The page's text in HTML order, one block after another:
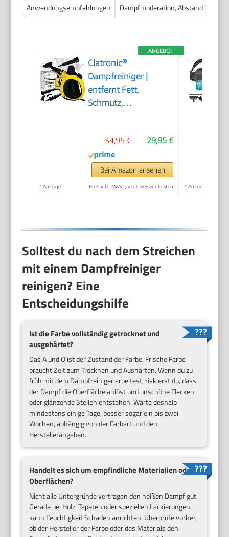
Anwendungsempfehlungen
Dampfmoderation, Abstand
ANGEBOT
Clatronic®
Dampfreiniger |
entfernt Fett,
Schmutz,
Polster | chemiefrei |
Steam Cleaner | 360°
Dampfdüse |
Handgerät mit 5 m
29,95 €
34,95 €
Bei Amazon ansehen
* Anzeige Preis inkl. MwSt., zzgl. Versandkosten * Anzeige
Solltest du nach dem Streichen
mit einem Dampfreiniger
reinigen? Eine
Entscheidungshilfe
Ist die Farbe vollständig getrocknet und
ausgehärtet?
Das A und O ist der Zustand der Farbe. Frische Farbe
braucht Zeit zum Trocknen und Aushärten. Wenn du zu
früh mit dem Dampfreiniger arbeitest, riskierst du, dass
der Dampf die Oberfläche anlöst und unschöne Flecken
oder glänzende Stellen entstehen. Warte deshalb
mindestens einige Tage, besser sogar ein bis zwei
Wochen, abhängig von der Farbart und den
Herstellerangaben.
Handelt es sich um empfindliche Materialien oder
Oberflächen?
Nicht alle Untergründe vertragen den heißen Dampf gut.
Gerade bei Holz, Tapeten oder speziellen Lackierungen
kann Feuchtigkeit Schaden anrichten. Überprüfe vorher,
ob der Hersteller der Farbe oder des Materials den